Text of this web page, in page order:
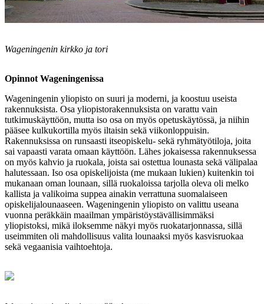
Wageningenin kirkko ja tori
Opinnot Wageningenissa
Wageningenin yliopisto on suuri ja moderni, ja koostuu useista
rakennuksista. Osa yliopistorakennuksista on varattu vain
tutkimuskäyttöön, mutta iso osa on myös opetuskäytössä, ja niihin
pääsee kulkukortilla myös iltaisin sekä viikonloppuisin.
Rakennuksissa on runsaasti itseopiskelu- sekä ryhmätyötiloja, joita
sai vapaasti varata omaan käyttöön. Lähes jokaisessa rakennuksessa
on myös kahvio ja ruokala, joista sai ostettua lounasta sekä välipalaa
halutessaan. Iso osa opiskelijoista (me mukaan lukien) kuitenkin toi
mukanaan oman lounaan, sillä ruokaloissa tarjolla oleva oli melko
kallista ja valikoima suppea ainakin verrattuna suomalaiseen
opiskelijalounaaseen. Wageningenin yliopisto on valittu useana
vuonna peräkkäin maailman ympäristöystävällisimmäksi
yliopistoksi, mikä iloksemme näkyi myös ruokatarjonnassa, sillä
useimmiten oli mahdollisuus valita lounaaksi myös kasvisruokaa
sekä vegaanisia vaihtoehtoja.